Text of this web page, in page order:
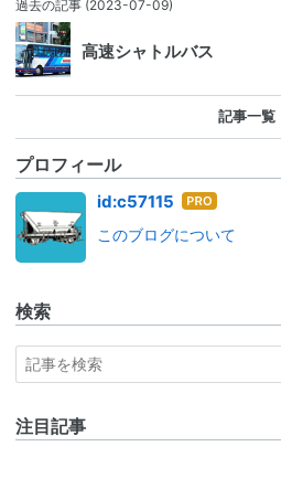
過去の記事 (2023-07-09)
高速シャトルバス
記事一覧
プロフィール
id:c57115 はて
ログ
このブログについて
検索
注目記事